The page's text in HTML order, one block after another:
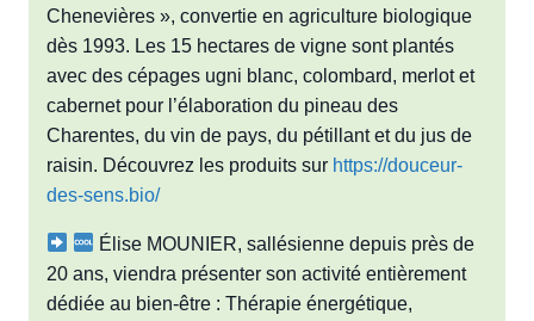
Chenevières », convertie en agriculture biologique
dès 1993. Les 15 hectares de vigne sont plantés
avec des cépages ugni blanc, colombard, merlot et
cabernet pour l’élaboration du pineau des
Charentes, du vin de pays, du pétillant et du jus de
raisin. Découvrez les produits sur https://douceur-
des-sens.bio/
Élise MOUNIER, sallésienne depuis près de
20 ans, viendra présenter son activité entièrement
dédiée au bien-être : Thérapie énergétique,